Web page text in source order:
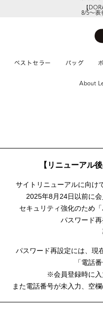
【
8/5～表
ベストセラー バッグ
About
【リニューアル
サイトリニューアルに向け
2025年8月24日以前に
セキュリティ強化のため
パスワード再
パスワード再設定には、 現
「電話
※会員登録時に入
また電話番号が未入力、空